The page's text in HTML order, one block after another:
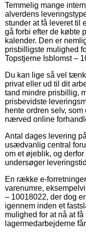
Temmelig mange
alverdens
stunder at få leveret til
gå forbi efter de købte
kalender. Den er
prisbilligste mulighed
Topstjerne Isblomst –
Du kan lige så vel
privat eller ud til dit
tand mindre prisbillig,
prisbevidste
hente ordren selv,
nærved online
Antal dages levering
usædvanlig central
om et øjeblik, og
undersøger
En række e-
varenumre,
– 10018022, der dog
igennem inden et
mulighed for at nå at
lagermedarbejderne